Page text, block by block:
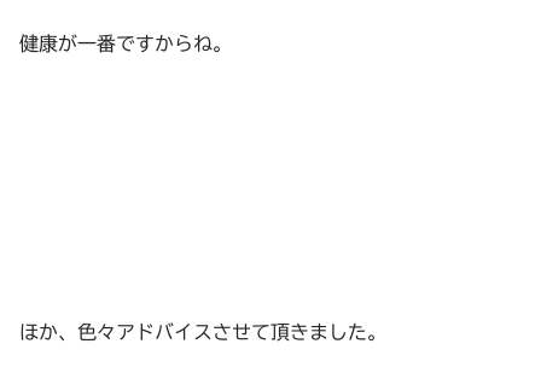
健康が一番ですからね。
ほか、色々アドバイスさせて頂きました。